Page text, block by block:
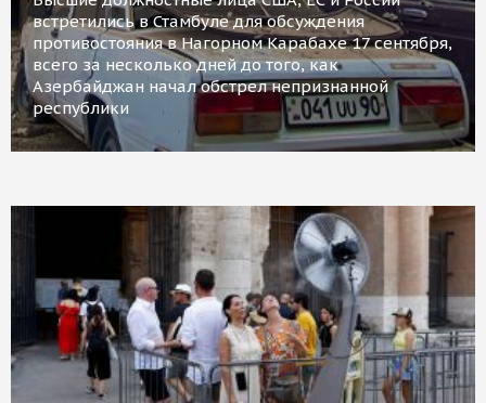
встретились в Стамбуле для обсуждения
противостояния в Нагорном Карабахе 17 сентября,
всего за несколько дней до того, как
Азербайджан начал обстрел непризнанной
республики